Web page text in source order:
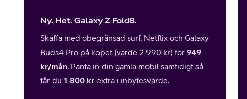
Ny. Het. Galaxy Z Fold8.
Skaffa med obegränsad surf, Netflix och Galaxy
Buds4 Pro på köpet (värde 2 990 kr) för 949
kr/mån. Panta in din gamla mobil samtidigt så
får du 1 800 kr extra i inbytesvärde.